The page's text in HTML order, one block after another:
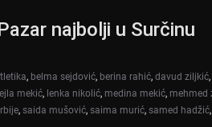
najbolji u Surčinu
, belma sejdović, berina rahić, davud ziljkić,
lejla mekić, lenka nikolić, medina mekić, mehmed
, saida mušović, saima murić, samed hadžić,